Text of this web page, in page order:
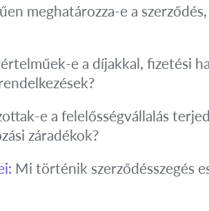
meghatározza-e a
e a díjakkal, fizetési
e a felelősségvállalás
záradékok?
Mi történik szerződésszegés